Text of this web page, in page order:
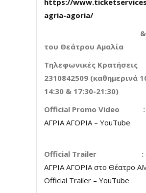
https://
agria-agoria/
του Θεάτρου Αμαλία
Τηλεφωνικές
2310842509 (καθημερινά
14:30 & 17:30-21:30)
Official Promo Video :
ΑΓΡΙΑ ΑΓΟΡΙΑ – YouTube
Official Trailer :
ΑΓΡΙΑ ΑΓΟΡΙΑ στο Θέατρο
Official Trailer – YouTube